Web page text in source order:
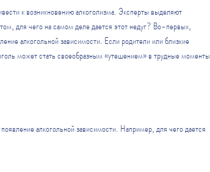
для чего на самом деле дается этот недуг? Во-первых,
алкогольной зависимости. Если родители или близкие
может стать своеобразным «утешением» в трудные моменты
алкогольной зависимости. Например, для чего дается